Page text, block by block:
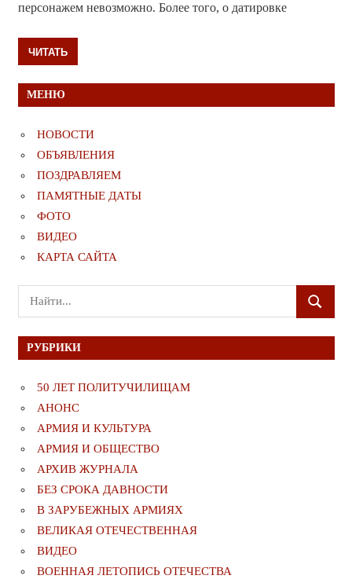
персонажем невозможно. Более того, о датировке
ЧИТАТЬ
МЕНЮ
НОВОСТИ
ОБЪЯВЛЕНИЯ
ПОЗДРАВЛЯЕМ
ПАМЯТНЫЕ ДАТЫ
ФОТО
ВИДЕО
КАРТА САЙТА
Поиск
для:
ПОИСК
РУБРИКИ
50 ЛЕТ ПОЛИТУЧИЛИЩАМ
АНОНС
АРМИЯ И КУЛЬТУРА
АРМИЯ И ОБЩЕСТВО
АРХИВ ЖУРНАЛА
БЕЗ СРОКА ДАВНОСТИ
В ЗАРУБЕЖНЫХ АРМИЯХ
ВЕЛИКАЯ ОТЕЧЕСТВЕННАЯ
ВИДЕО
ВОЕННАЯ ЛЕТОПИСЬ ОТЕЧЕСТВА